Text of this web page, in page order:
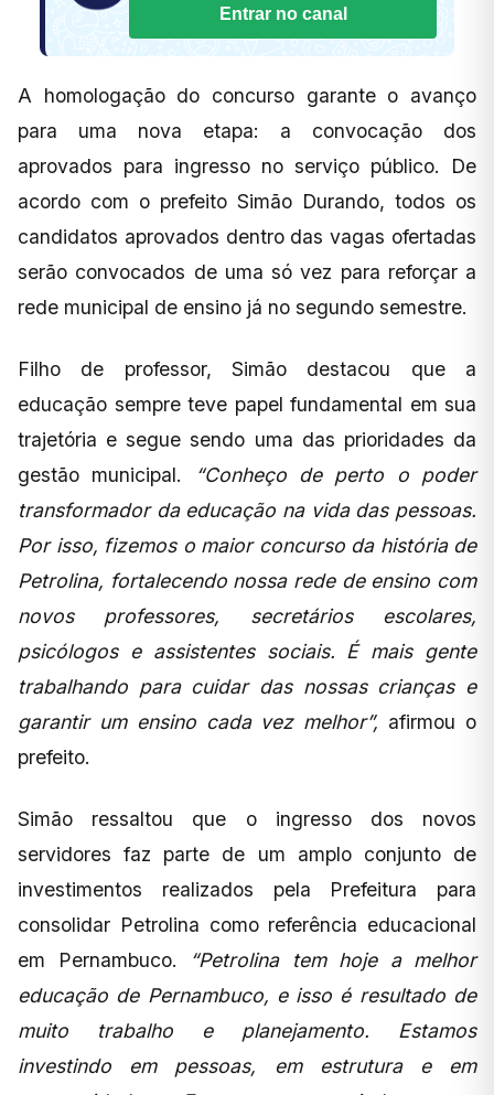
Entrar no canal
A homologação do concurso garante o avanço
para uma nova etapa: a convocação dos
aprovados para ingresso no serviço público. De
acordo com o prefeito Simão Durando, todos os
candidatos aprovados dentro das vagas ofertadas
serão convocados de uma só vez para reforçar a
rede municipal de ensino já no segundo semestre.
Filho de professor, Simão destacou que a
educação sempre teve papel fundamental em sua
trajetória e segue sendo uma das prioridades da
gestão municipal.
“Conheço de perto o poder
transformador da educação na vida das pessoas.
Por isso, fizemos o maior concurso da história de
Petrolina, fortalecendo nossa rede de ensino com
novos professores, secretários escolares,
psicólogos e assistentes sociais. É mais gente
trabalhando para cuidar das nossas crianças e
garantir um ensino cada vez melhor”, afirmou o
prefeito.
Simão ressaltou que o ingresso dos novos
servidores faz parte de um amplo conjunto de
investimentos realizados pela Prefeitura para
consolidar Petrolina como referência educacional
em Pernambuco.
“Petrolina tem hoje a melhor
educação de Pernambuco, e isso é resultado de
muito trabalho e planejamento. Estamos
investindo em pessoas, em estrutura e em